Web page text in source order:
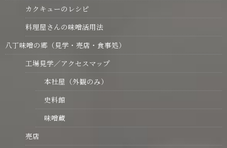
カクキューのレシピ
料理屋さんの味噌活用法
八丁味噌の郷（見学・売店・食事処）
工場見学／アクセスマップ
本社屋（外観のみ）
史料館
味噌蔵
売店